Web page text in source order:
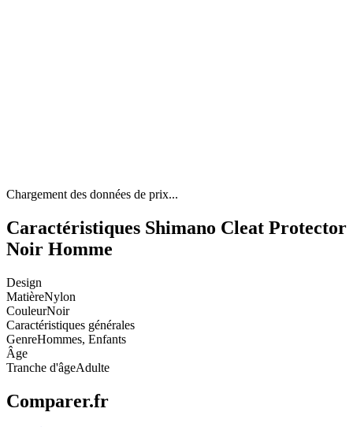
Chargement des données de prix...
Caractéristiques Shimano Cleat Protector
Noir Homme
Design
MatièreNylon
CouleurNoir
Caractéristiques générales
GenreHommes, Enfants
Âge
Tranche d'âgeAdulte
Comparer.fr